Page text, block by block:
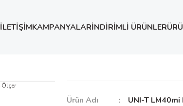
İLETİŞİMKAMPANYALARİNDİRİMLİ ÜRÜNLER
Ürün Adı
UNI-T